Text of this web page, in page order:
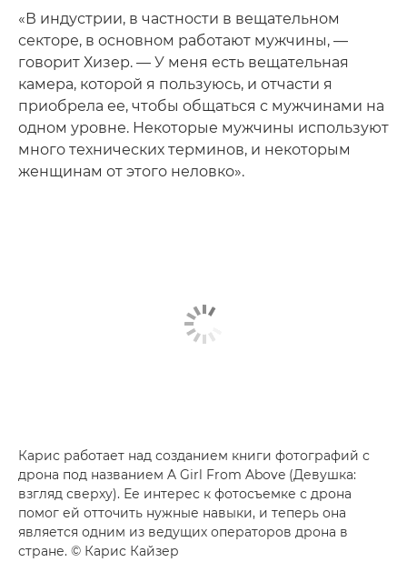
«В индустрии, в частности в вещательном
секторе, в основном работают мужчины, —
говорит Хизер. — У меня есть вещательная
камера, которой я пользуюсь, и отчасти я
приобрела ее, чтобы общаться с мужчинами на
одном уровне. Некоторые мужчины используют
много технических терминов, и некоторым
женщинам от этого неловко».
Карис работает над созданием книги фотографий с
дрона под названием A Girl From Above (Девушка:
взгляд сверху). Ее интерес к фотосъемке с дрона
помог ей отточить нужные навыки, и теперь она
является одним из ведущих операторов дрона в
стране. © Карис Кайзер